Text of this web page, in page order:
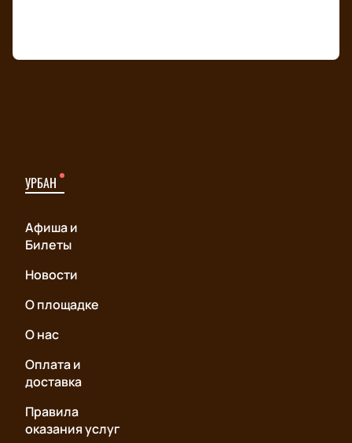
УРБАН
Афиша и
Билеты
Новости
О площадке
О нас
Оплата и
доставка
Правила
оказания услуг